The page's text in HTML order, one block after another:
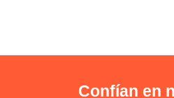
Confían en